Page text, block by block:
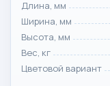
Длина, мм
Ширина, мм
Высота, мм
Вес, кг
Цветовой вариант